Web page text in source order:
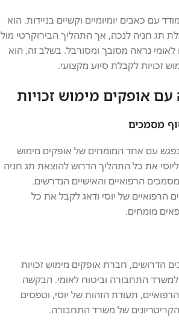
עם כאבים יומיומיים וקשיים בניידות. הוא
תג חניה לנכה, אך התהליך הבירוקרטי מול
נראה מסובך ומסורבל. בשלב זה, הוא
זכויות לקבלת סיוע מקצועי.
אופקים מימוש זכויות
מסמכים
עם אחד המומחים של אופקים מימוש
את כל התהליך הדרוש להוצאת תג חניה
הרפואיים והאישיים הנדרשים.
הרפואיים של יוסי ודאג לקבל את כל
מומחים.
הדרושים, חברת אופקים מימוש זכויות
התחבורה וביטוח לאומי. הבקשה
תעודת הזהות של יוסי, וטפסים
של משרד התחבורה.